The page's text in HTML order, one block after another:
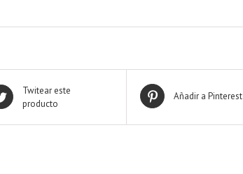
Twitear este
producto
Añadir a Pinterest